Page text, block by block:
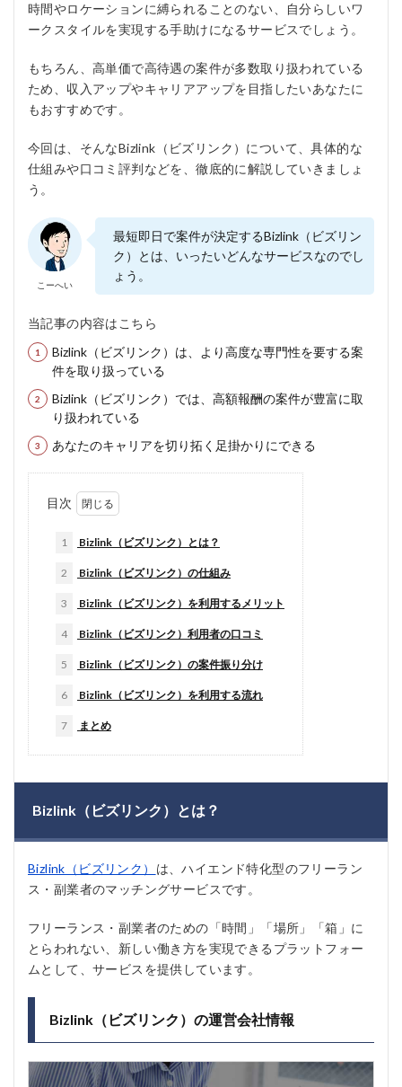
時間やロケーションに縛られることのない、自分らしいワ
ークスタイルを実現する手助けになるサービスでしょう。
もちろん、高単価で高待遇の案件が多数取り扱われている
ため、収入アップやキャリアアップを目指したいあなたに
もおすすめです。
今回は、そんなBizlink（ビズリンク）について、具体的な
仕組みや口コミ評判などを、徹底的に解説していきましょ
う。
こーへい
最短即日で案件が決定するBizlink（ビズリン
ク）とは、いったいどんなサービスなのでし
ょう。
当記事の内容はこちら
Bizlink（ビズリンク）は、より高度な専門性を要する案
件を取り扱っている
Bizlink（ビズリンク）では、高額報酬の案件が豊富に取
り扱われている
あなたのキャリアを切り拓く足掛かりにできる
目次
1 Bizlink（ビズリンク）とは？
2 Bizlink（ビズリンク）の仕組み
3 Bizlink（ビズリンク）を利用するメリット
4 Bizlink（ビズリンク）利用者の口コミ
5 Bizlink（ビズリンク）の案件振り分け
6 Bizlink（ビズリンク）を利用する流れ
7 まとめ
Bizlink（ビズリンク）とは？
Bizlink（ビズリンク） は、ハイエンド特化型のフリーラン
ス・副業者のマッチングサービスです。
フリーランス・副業者のための「時間」「場所」「箱」に
とらわれない、新しい働き方を実現できるプラットフォー
ムとして、サービスを提供しています。
Bizlink（ビズリンク）の運営会社情報